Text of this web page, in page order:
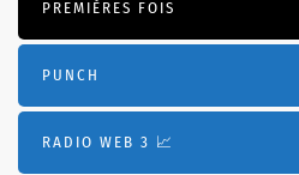
PREMIÈRES FOIS
PUNCH
RADIO WEB 3 📈